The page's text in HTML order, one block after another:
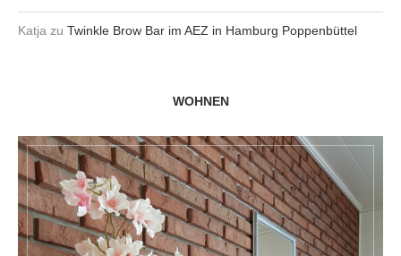
Katja zu Twinkle Brow Bar im AEZ in Hamburg Poppenbüttel
WOHNEN